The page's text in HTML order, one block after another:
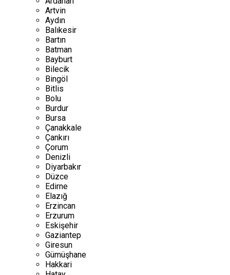
Artvin
Aydın
Balıkesir
Bartın
Batman
Bayburt
Bilecik
Bingöl
Bitlis
Bolu
Burdur
Bursa
Çanakkale
Çankırı
Çorum
Denizli
Diyarbakır
Düzce
Edirne
Elazığ
Erzincan
Erzurum
Eskişehir
Gaziantep
Giresun
Gümüşhane
Hakkari